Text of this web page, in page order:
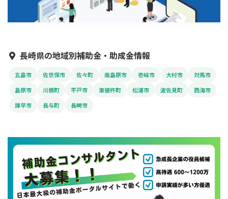
長崎県の地域別補助金・助成金情報
五島市 佐世保市 佐々町 南島原市 壱岐市 大村市
対馬市
島原市
川棚町 平戸市 東彼杵町 松浦市 波佐見町
西海市
諫早市
長与町 長崎市